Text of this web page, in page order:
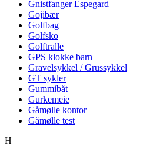
Gnistfanger Espegard
Gojibær
Golfbag
Golfsko
Golftralle
GPS klokke barn
Gravelsykkel / Grussykkel
GT sykler
Gummibåt
Gurkemeie
Gåmølle kontor
Gåmølle test
H